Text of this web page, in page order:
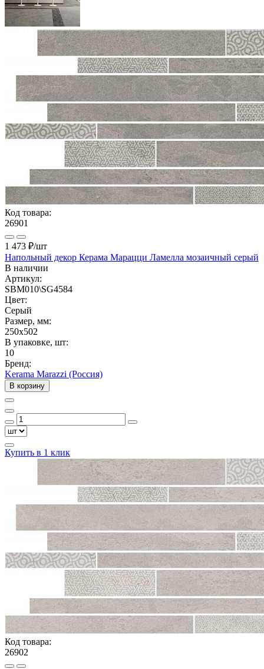
Код товара:
26901
1 473 ₽/шт
Напольный декор Керама Марацци Ламелла мозаичный серый
В наличии
Артикул:
SBM010\SG4584
Цвет:
Серый
Размер, мм:
250x502
В упаковке, шт:
10
Бренд:
Kerama Marazzi (Россия)
В корзину
Купить в 1 клик
Код товара:
26902